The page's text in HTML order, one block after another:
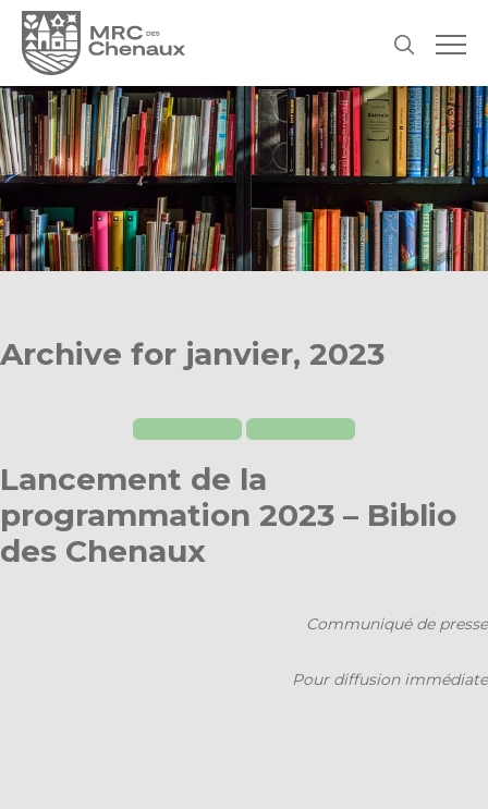
Archive for janvier, 2023
Lancement de la
programmation 2023 – Biblio
des Chenaux
Communiqué de presse
Pour diffusion immédiate